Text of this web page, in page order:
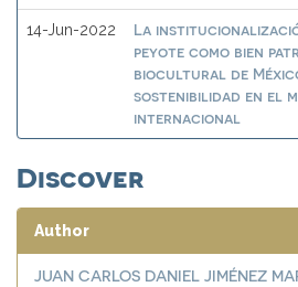
14-Jun-2022
La
peyote como bien
biocultural de
sostenibilidad en el
internacional
Discover
Author
JUAN CARLOS DANIEL JIMÉNEZ